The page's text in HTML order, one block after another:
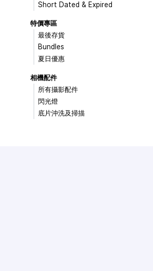
Short Dated & Expired
特價專區
最後存貨
Bundles
夏日優惠
相機配件
所有攝影配件
閃光燈
底片沖洗及掃描